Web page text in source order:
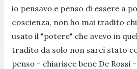
io pensavo e penso di essere a
coscienza, non ho mai tradito
usato il "potere" che avevo in
tradito da solo non sarei stato
penso - chiarisce bene De Rossi -